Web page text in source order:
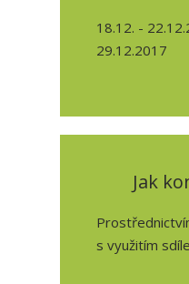
18.12. -
29.12.2017
Jak
s využitím